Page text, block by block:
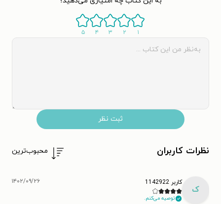
۱ ۲ ۳ ۴ ۵
ثبت نظر
نظرات کاربران محبوب‌ترین
ک
کاربر 1142922
توصیه می‌کنم.
۱۴۰۲/۰۹/۲۶